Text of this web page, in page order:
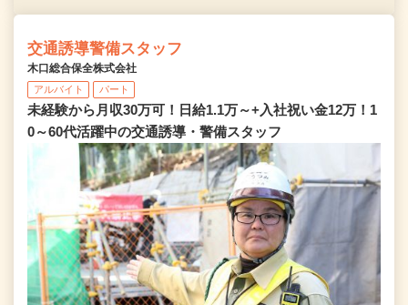
交通誘導警備スタッフ
木口総合保全株式会社
アルバイト パート
未経験から月収30万可！日給1.1万～+入社祝い金12万！1
0～60代活躍中の交通誘導・警備スタッフ